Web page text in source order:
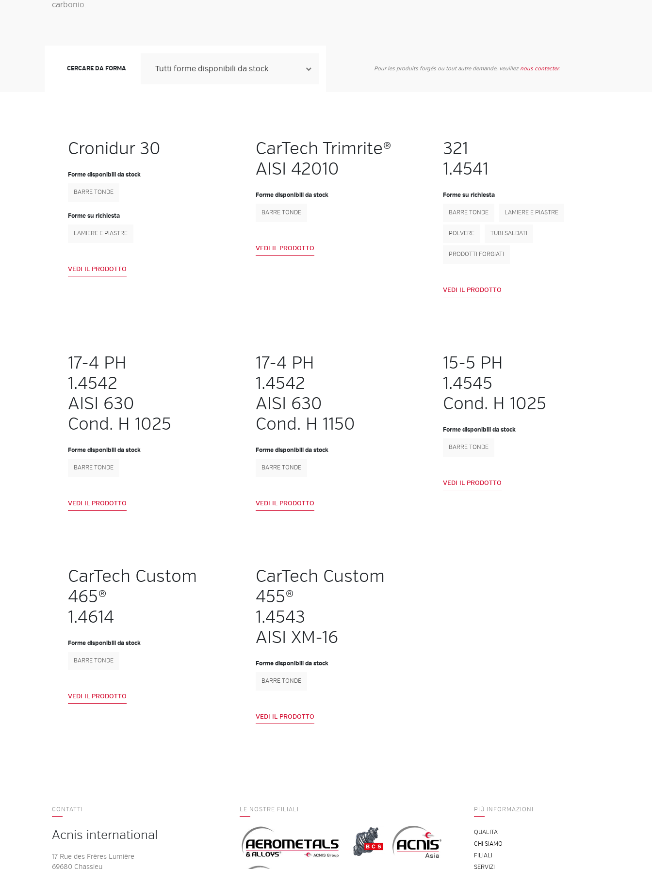
carbonio.
CERCARE DA FORMA Pour les produits forgés ou tout autre demande, veuillez nous contacter.
Cronidur 30
Forme disponibili da stock
BARRE TONDE
Forme su richiesta
LAMIERE E PIASTRE
VEDI IL PRODOTTO
CarTech Trimrite®
AISI 42010
Forme disponibili da stock
BARRE TONDE
VEDI IL PRODOTTO
321
1.4541
Forme su richiesta
BARRE TONDE LAMIERE E PIASTRE
POLVERE TUBI SALDATI
PRODOTTI FORGIATI
VEDI IL PRODOTTO
17-4 PH
1.4542
AISI 630
Cond. H 1025
Forme disponibili da stock
BARRE TONDE
VEDI IL PRODOTTO
17-4 PH
1.4542
AISI 630
Cond. H 1150
Forme disponibili da stock
BARRE TONDE
VEDI IL PRODOTTO
15-5 PH
1.4545
Cond. H 1025
Forme disponibili da stock
BARRE TONDE
VEDI IL PRODOTTO
CarTech Custom
465®
1.4614
Forme disponibili da stock
BARRE TONDE
VEDI IL PRODOTTO
CarTech Custom
455®
1.4543
AISI XM-16
Forme disponibili da stock
BARRE TONDE
VEDI IL PRODOTTO
CONTATTI
Acnis international
17 Rue des Frères Lumière
69680 Chassieu
LE NOSTRE FILIALI PIÙ INFORMAZIONI
QUALITA’
CHI SIAMO
FILIALI
SERVIZI